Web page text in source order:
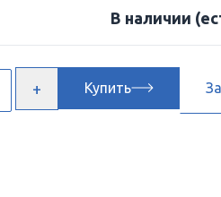
В наличии
Купить